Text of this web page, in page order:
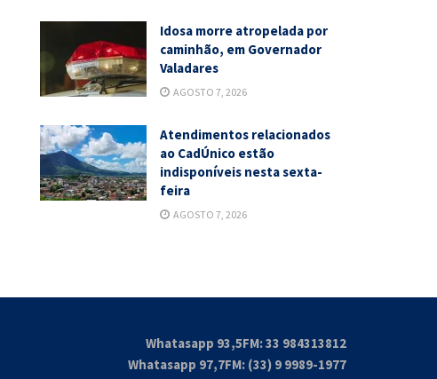
Idosa morre atropelada por
caminhão, em Governador
Valadares
AGOSTO 7, 2026
Atendimentos relacionados
ao CadÚnico estão
indisponíveis nesta sexta-
feira
AGOSTO 7, 2026
Whatasapp 93,5FM: 33 984313812
Whatasapp 97,7FM: (33) 9 9989-1977